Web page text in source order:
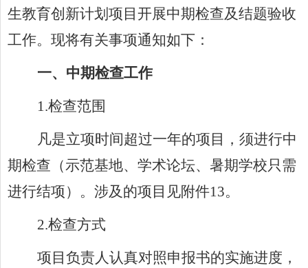
生教育创新计划项目开展中期检查及结题验收
工作。现将有关事项通知如下：
一、中期检查工作
1.检查范围
凡是立项时间超过一年的项目，须进行中
期检查（示范基地、学术论坛、暑期学校只需
进行结项）。涉及的项目见附件13。
2.检查方式
项目负责人认真对照申报书的实施进度，